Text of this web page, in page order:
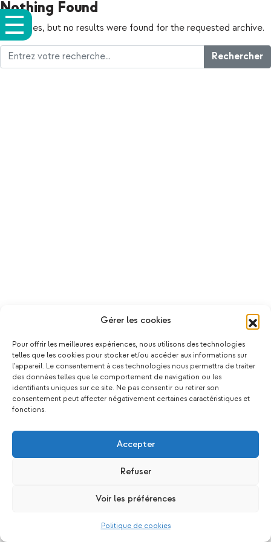
Gérer les cookies
Pour offrir les meilleures expériences, nous utilisons des technologies
telles que les cookies pour stocker et/ou accéder aux informations sur
l'appareil. Le consentement à ces technologies nous permettra de traiter
des données telles que le comportement de navigation ou les
identifiants uniques sur ce site. Ne pas consentir ou retirer son
consentement peut affecter négativement certaines caractéristiques et
fonctions.
Accepter
Refuser
Voir les préférences
Politique de cookies
Nothing Found
Apologies, but no results were found for the requested archive.
Rechercher